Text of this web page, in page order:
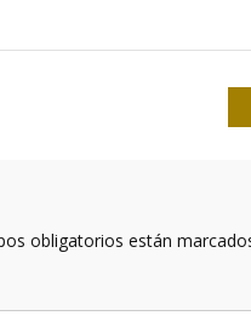
obligatorios están